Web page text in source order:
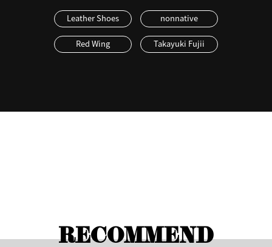
Leather Shoes nonnative
Red Wing Takayuki Fujii
RECOMMEND